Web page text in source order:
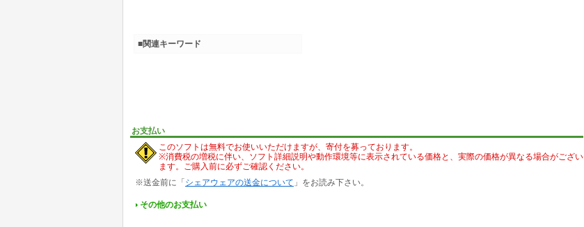
お支払い
このソフトは無料でお使いいただけますが、寄付を募っております。
※消費税の増税に伴い、ソフト詳細説明や動作環境等に表示されている価格と、実際の価格が異なる場合がござい
ます。ご購入前に必ずご確認ください。
※送金前に「シェアウェアの送金について 」をお読み下さい。
その他のお支払い
■関連キーワード